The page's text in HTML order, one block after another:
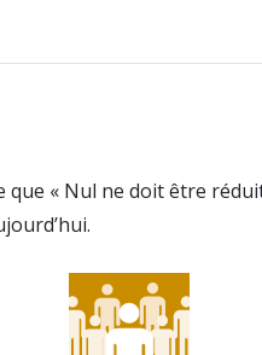
« Nul ne doit être